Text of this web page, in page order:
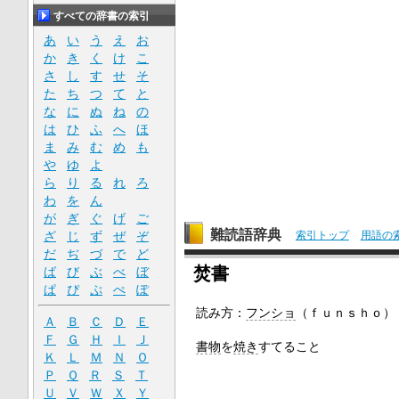
難読語辞典 索引トップ 用語の
焚書
読み方： フンショ （ｆｕｎｓｈｏ）
書物を焼きすてること
すべての辞書の索引
あ い う え
お
か
き く け
こ
さ
し す せ
そ
た
ち つ て
と
な
に ぬ ね
の
は
ひ ふ へ
ほ
ま
み む め
も
や
ゆ
よ
ら
り る れ
ろ
わ
を
ん
が
ぎ ぐ げ
ご
ざ
じ ず ぜ
ぞ
だ
ぢ づ で
ど
ば
び ぶ べ
ぼ
ぱ
ぴ ぷ ぺ ぽ
Ａ Ｂ Ｃ Ｄ
Ｅ
Ｆ
Ｇ Ｈ Ｉ
Ｊ
Ｋ
Ｌ Ｍ Ｎ
Ｏ
Ｐ
Ｑ Ｒ Ｓ
Ｔ
Ｕ
Ｖ Ｗ Ｘ
Ｙ